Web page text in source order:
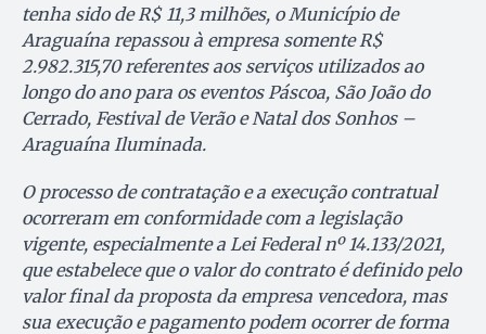
tenha sido de R$ 11,3 milhões, o Município de
Araguaína repassou à empresa somente R$
2.982.315,70 referentes aos serviços utilizados ao
longo do ano para os eventos Páscoa, São João do
Cerrado, Festival de Verão e Natal dos Sonhos –
Araguaína Iluminada.
O processo de contratação e a execução contratual
ocorreram em conformidade com a legislação
vigente, especialmente a Lei Federal nº 14.133/2021,
que estabelece que o valor do contrato é definido pelo
valor final da proposta da empresa vencedora, mas
sua execução e pagamento podem ocorrer de forma